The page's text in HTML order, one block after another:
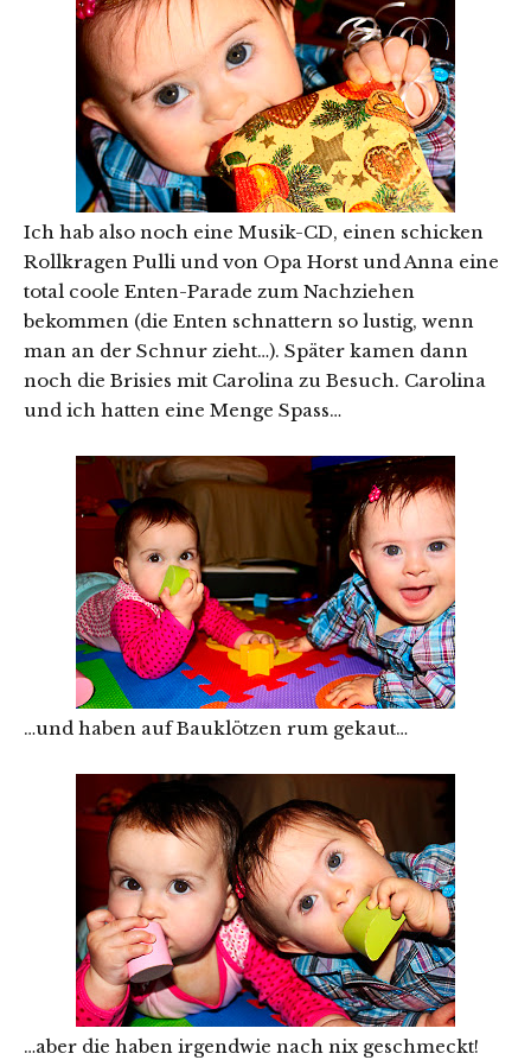
Ich hab also noch eine Musik-CD, einen schicken
Rollkragen Pulli und von Opa Horst und Anna eine
total coole Enten-Parade zum Nachziehen
bekommen (die Enten schnattern so lustig, wenn
man an der Schnur zieht…). Später kamen dann
noch die Brisies mit Carolina zu Besuch. Carolina
und ich hatten eine Menge Spass…
…und haben auf Bauklötzen rum gekaut…
…aber die haben irgendwie nach nix geschmeckt!